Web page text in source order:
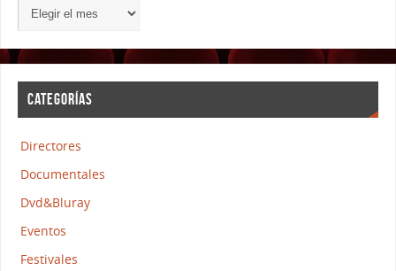
CATEGORÍAS
Directores
Documentales
Dvd&Bluray
Eventos
Festivales